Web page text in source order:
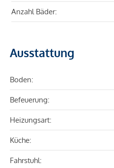
Anzahl Bäder:
Ausstattung
Boden:
Befeuerung:
Heizungsart:
Küche:
Fahrstuhl: